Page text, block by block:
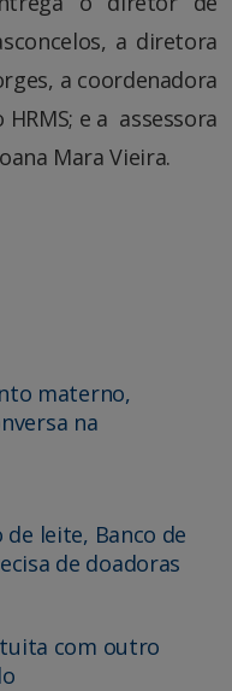
a diretora
a coordenadora
e a assessora
Mara Vieira.
materno,
na
de leite, Banco de
de doadoras
com outro